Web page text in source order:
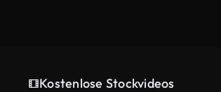
Kostenlose Stockvideos